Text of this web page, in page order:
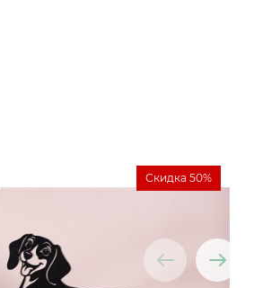
Скидка 50%